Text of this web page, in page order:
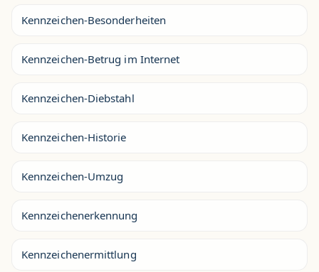
Kennzeichen-Besonderheiten
Kennzeichen-Betrug im Internet
Kennzeichen-Diebstahl
Kennzeichen-Historie
Kennzeichen-Umzug
Kennzeichenerkennung
Kennzeichenermittlung